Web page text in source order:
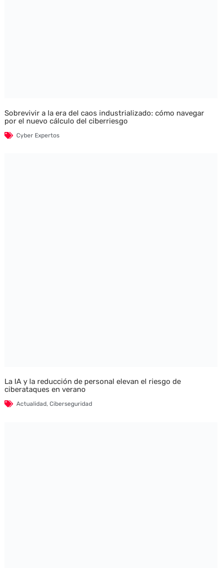
Sobrevivir a la era del caos industrializado: cómo navegar
por el nuevo cálculo del ciberriesgo
Cyber Expertos
La IA y la reducción de personal elevan el riesgo de
ciberataques en verano
Actualidad, Ciberseguridad